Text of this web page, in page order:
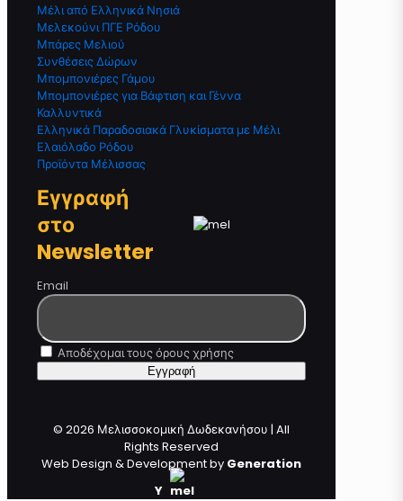
Μέλι από Ελληνικά Νησιά
Μελεκούνι ΠΓΕ Ρόδου
Μπάρες Μελιού
Συνθέσεις Δώρων
Μπομπονιέρες Γάμου
Μπομπονιέρες για Βάφτιση και Γέννα
Καλλυντικά
Ελληνικά Παραδοσιακά Γλυκίσματα με Μέλι
Ελαιόλαδο Ρόδου
Προϊόντα Μέλισσας
Εγγραφή
στο
Newsletter
Email
Αποδέχομαι τους όρους χρήσης
© 2026 Μελισσοκομική Δωδεκανήσου | All
Rights Reserved
Web Design & Development by Generation
Y